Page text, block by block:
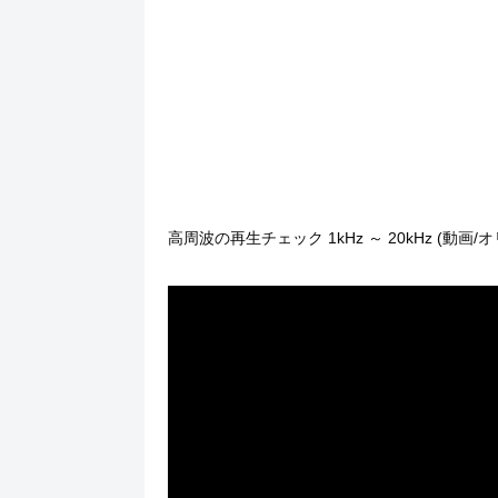
高周波の再生チェック 1kHz ～ 20kHz (動画/オ